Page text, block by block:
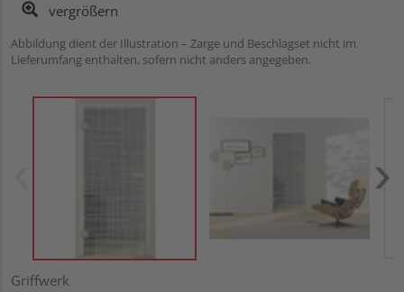
vergrößern
Abbildung dient der Illustration – Zarge und Beschlagset nicht im
Lieferumfang enthalten, sofern nicht anders angegeben.
Griffwerk